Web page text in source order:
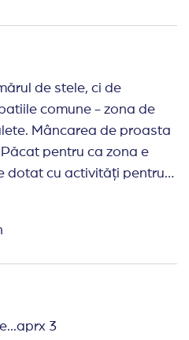
de stele, ci de
comune - zona de
Mâncarea de proasta
pentru ca zona e
dotat cu activități pentru
3